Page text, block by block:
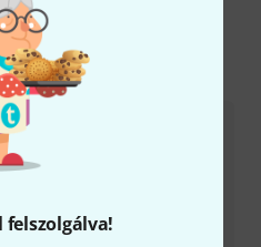
felszolgálva!
el minket
- Magyarország